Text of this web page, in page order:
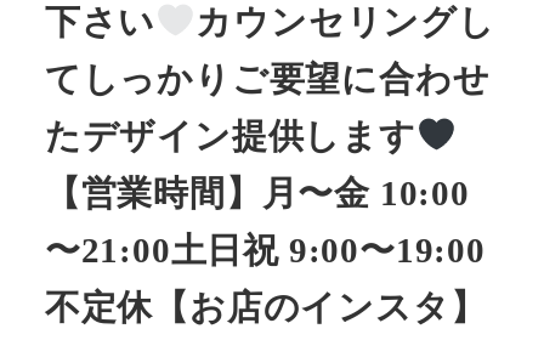
下さい
カウンセリングし
てしっかりご要望に合わせ
たデザイン提供します
【営業時間】月〜金 10:00
〜21:00土日祝 9:00〜19:00
不定休【お店のインスタ】